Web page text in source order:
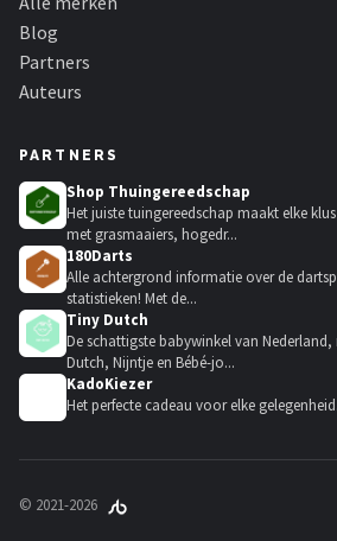
Blog
Partners
Auteurs
PARTNERS
Shop Thuingereedschap
Het juiste tuingereedschap maakt elke
met grasmaaiers, hogedr...
180Darts
Alle achtergrond informatie over de
statistieken! Met de...
Tiny Dutch
De schattigste babywinkel van
Dutch, Nijntje en Bébé-jo...
KadoKiezer
Het perfecte cadeau voor elke gelegenheid.
© 2021-2026